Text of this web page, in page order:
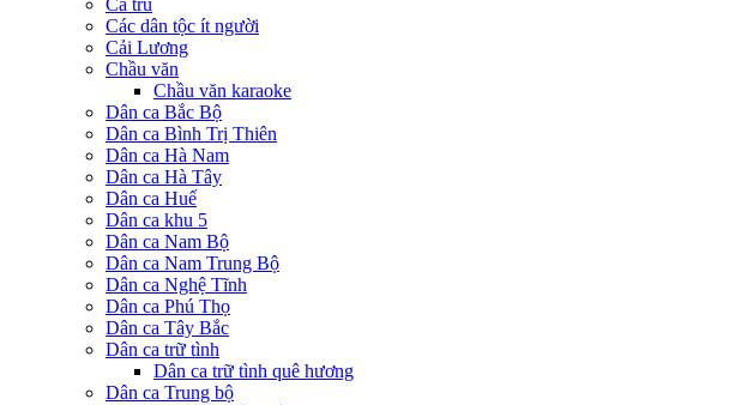
Ca trù
Các dân tộc ít người
Cải Lương
Chầu văn
Chầu văn karaoke
Dân ca Bắc Bộ
Dân ca Bình Trị Thiên
Dân ca Hà Nam
Dân ca Hà Tây
Dân ca Huế
Dân ca khu 5
Dân ca Nam Bộ
Dân ca Nam Trung Bộ
Dân ca Nghệ Tĩnh
Dân ca Phú Thọ
Dân ca Tây Bắc
Dân ca trữ tình
Dân ca trữ tình quê hương
Dân ca Trung bộ